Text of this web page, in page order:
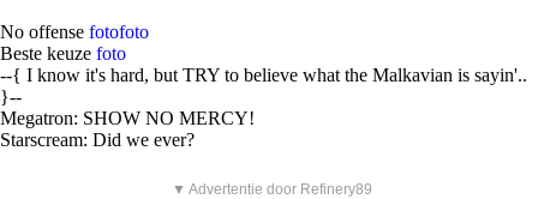
No offense fotofoto
Beste keuze foto
--{ I know it's hard, but TRY to believe what the Malkavian is sayin'..
}--
Megatron: SHOW NO MERCY!
Starscream: Did we ever?
▼ Advertentie door Refinery89